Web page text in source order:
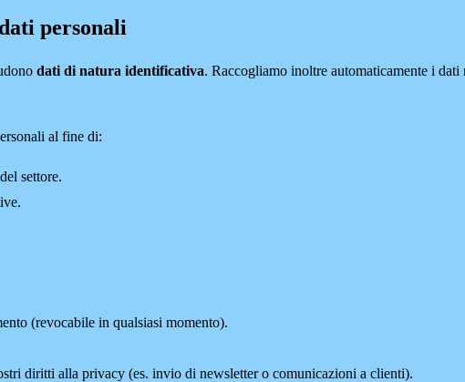
personali
dati di natura identificativa. Raccogliamo inoltre automaticamente i
al fine di:
settore.
(revocabile in qualsiasi momento).
diritti alla privacy (es. invio di newsletter o comunicazioni a clienti).